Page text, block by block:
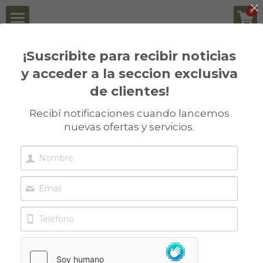
0
Institucional
Nosotros
FAQ
Pack Biológico para Legumbres
Packs Biológicos para Soja
Packs Biológicos para Maíz
Novedades
Actualidad
Informes Técnicos
Contacto
Clientes
Volver
Vicia Villosa
×
CATEGORÍAS DE LA TIENDA
Todas las Categorías
¡Suscribite para recibir noticias
y acceder a la seccion exclusiva
de clientes!
Recibí notificaciones cuando lancemos
nuevas ofertas y servicios.